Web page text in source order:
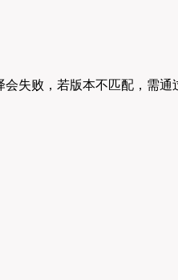
会失败，若版本不匹配，需通